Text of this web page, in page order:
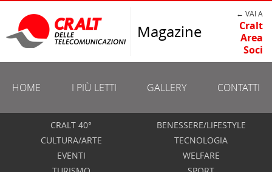
Magazine
← VAI A
Cralt
Area
Soci
HOME I PIÙ LETTI GALLERY CONTATTI
CRALT 40°
CULTURA/ARTE
EVENTI
BENESSERE/LIFESTYLE
TECNOLOGIA
WELFARE